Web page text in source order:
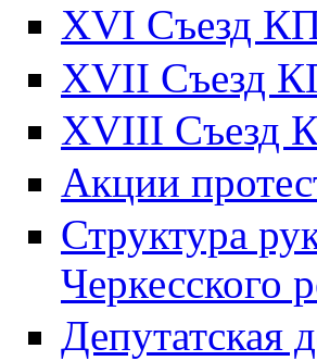
XVI Съезд
XVII Cъезд
XVIII Cъезд
Акции
Структура
Черкесского
Депутатская